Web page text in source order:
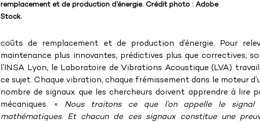
remplacement et de production d’énergie. Crédit photo : Adobe
Stock.
coûts de remplacement et de production d’énergie. Pour
maintenance plus innovantes, prédictives plus que correctives,
l’INSA Lyon, le Laboratoire de Vibrations Acoustique (LVA)
ce sujet. Chaque vibration, chaque frémissement dans le moteur
nombre de signaux que les chercheurs doivent apprendre à lire
mécaniques. « Nous traitons ce que l’on appelle le signal
mathématiques. Et chacun de ces signaux constitue une